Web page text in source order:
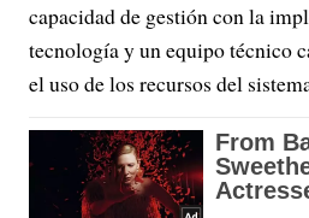
capacidad de gestión con la
tecnología y un equipo técnico
el uso de los recursos del